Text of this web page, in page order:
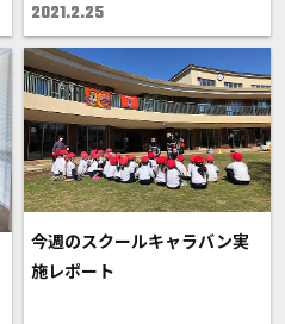
2021.2.25
今週のスクールキャラバン実
施レポート